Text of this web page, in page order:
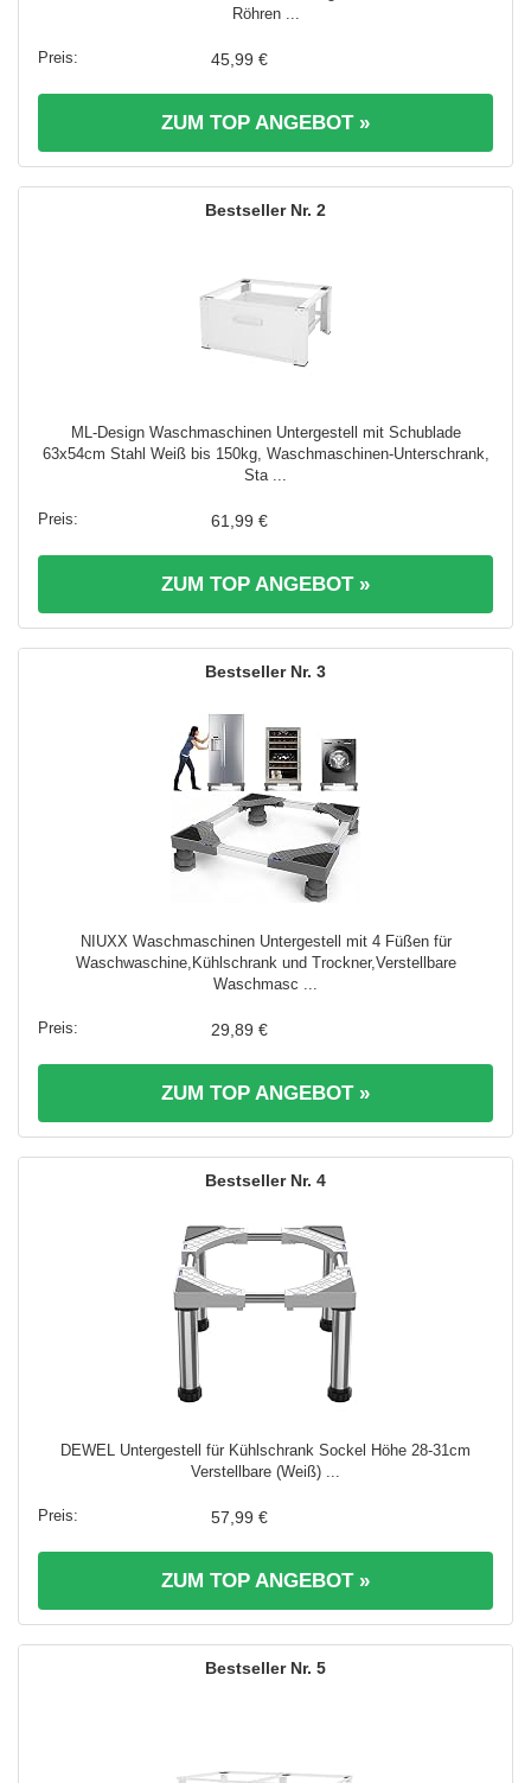
Röhren ...
45,99 €
ZUM TOP ANGEBOT »
2
ML-Design Waschmaschinen Untergestell mit Schublade
63x54cm Stahl Weiß bis 150kg, Waschmaschinen-Unterschrank,
Sta ...
61,99 €
ZUM TOP ANGEBOT »
3
NIUXX Waschmaschinen Untergestell mit 4 Füßen für
Waschwaschine,Kühlschrank und Trockner,Verstellbare
Waschmasc ...
29,89 €
ZUM TOP ANGEBOT »
4
DEWEL Untergestell für Kühlschrank Sockel Höhe 28-31cm
Verstellbare (Weiß) ...
57,99 €
ZUM TOP ANGEBOT »
5